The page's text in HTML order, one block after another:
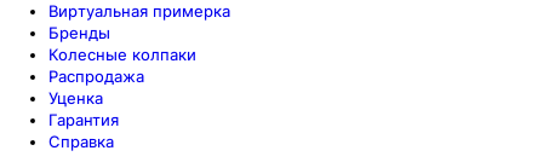
Виртуальная примерка
Бренды
Колесные колпаки
Распродажа
Уценка
Гарантия
Справка